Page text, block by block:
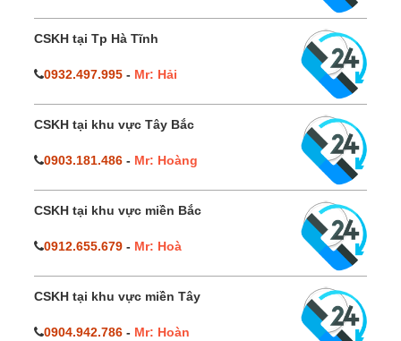
CSKH tại Tp Hà Tĩnh
0932.497.995 - Mr: Hải
CSKH tại khu vực Tây Bắc
0903.181.486 - Mr: Hoàng
CSKH tại khu vực miền Bắc
0912.655.679 - Mr: Hoà
CSKH tại khu vực miền Tây
0904.942.786 - Mr: Hoàn